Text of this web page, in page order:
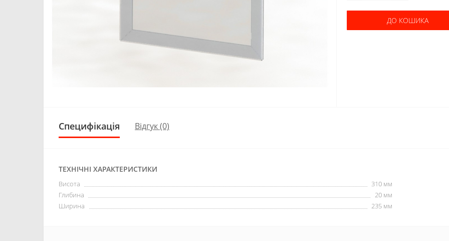
ДО КОШИКА
Специфікація Відгук (0)
ТЕХНІЧНІ ХАРАКТЕРИСТИКИ
Висота
310 мм
Глибина
20 мм
Ширина
235 мм